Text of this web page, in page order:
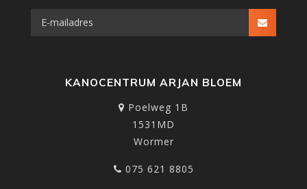
KANOCENTRUM ARJAN BLOEM
Poelweg 1B
1531MD
Wormer
075 621 8805